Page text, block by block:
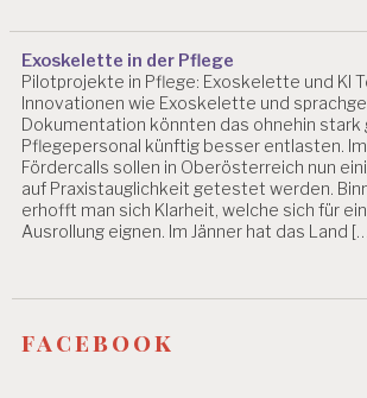
Exoskelette in der Pflege
Pilotprojekte in Pflege: Exoskelette und KI
Innovationen wie Exoskelette und
Dokumentation könnten das ohnehin
Pflegepersonal künftig besser entlasten.
Fördercalls sollen in Oberösterreich nun
auf Praxistauglichkeit getestet werden.
erhofft man sich Klarheit, welche sich für
Ausrollung eignen. Im Jänner hat das Land
facebook